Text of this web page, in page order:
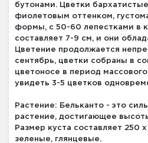
бутонами. Цветки
фиолетовым оттенком,
формы, с 50-60 лепестками в
составляет 7-9 см, и они
Цветение продолжается
сентябрь, цветки собраны в
цветоносе в период
увидеть 3-5 цветков
Растение: Бельканто - это
растение, достигающее
Размер куста составляет 250
зеленые, глянцевые.